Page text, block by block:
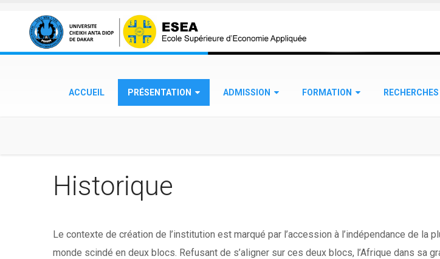
ACCUEIL PRÉSENTATION ADMISSION FORMATION RECHERCHES
Historique
Le contexte de création de l’institution est marqué par l’accession à l’indépendance de
monde scindé en deux blocs. Refusant de s’aligner sur ces deux blocs, l’Afrique dans sa